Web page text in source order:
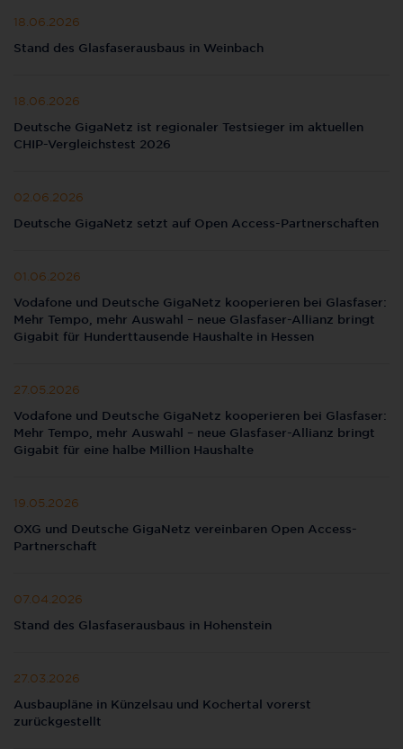
18.06.2026
Stand des Glasfaserausbaus in Weinbach
18.06.2026
Deutsche GigaNetz ist regionaler Testsieger im aktuellen
CHIP-Vergleichstest 2026
02.06.2026
Deutsche GigaNetz setzt auf Open Access-Partnerschaften
01.06.2026
Vodafone und Deutsche GigaNetz kooperieren bei Glasfaser:
Mehr Tempo, mehr Auswahl – neue Glasfaser-Allianz bringt
Gigabit für Hunderttausende Haushalte in Hessen
27.05.2026
Vodafone und Deutsche GigaNetz kooperieren bei Glasfaser:
Mehr Tempo, mehr Auswahl – neue Glasfaser-Allianz bringt
Gigabit für eine halbe Million Haushalte
19.05.2026
OXG und Deutsche GigaNetz vereinbaren Open Access-
Partnerschaft
07.04.2026
Stand des Glasfaserausbaus in Hohenstein
27.03.2026
Ausbaupläne in Künzelsau und Kochertal vorerst
zurückgestellt